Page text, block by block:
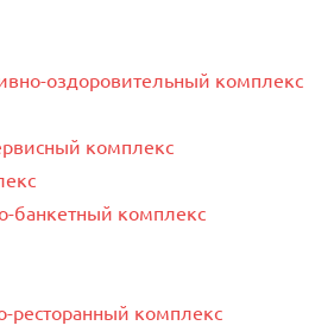
оздоровительный комплекс
комплекс
банкетный комплекс
ресторанный комплекс